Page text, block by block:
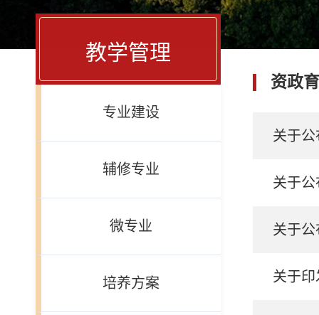
教学管理
专业建设
辅修专业
微专业
培养方案
资政
关于
关于
关于
关于